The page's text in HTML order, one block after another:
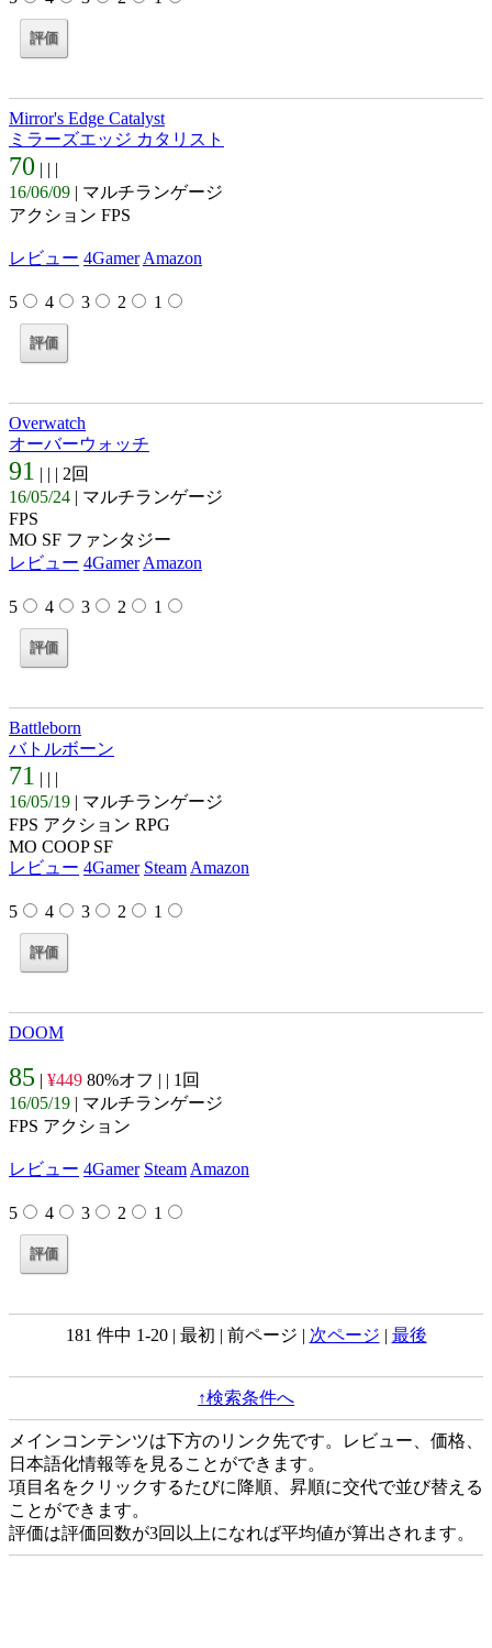
Mirror's Edge Catalyst
ミラーズエッジ カタリスト
70 | | |
16/06/09 | マルチランゲージ
アクション FPS
レビュー 4Gamer Amazon
5 4 3 2 1
Overwatch
オーバーウォッチ
91 | | | 2回
16/05/24 | マルチランゲージ
FPS
MO SF ファンタジー
レビュー 4Gamer Amazon
5 4 3 2 1
Battleborn
バトルボーン
71 | | |
16/05/19 | マルチランゲージ
FPS アクション RPG
MO COOP SF
レビュー 4Gamer Steam Amazon
5 4 3 2 1
DOOM
85 | ¥449 80%オフ | | 1回
16/05/19 | マルチランゲージ
FPS アクション
レビュー 4Gamer Steam Amazon
5 4 3 2 1
181 件中 1-20 | 最初 | 前ページ | 次ページ | 最後
↑検索条件へ
メインコンテンツは下方のリンク先です。レビュー、価格、
日本語化情報等を見ることができます。
項目名をクリックするたびに降順、昇順に交代で並び替える
ことができます。
評価は評価回数が3回以上になれば平均値が算出されます。